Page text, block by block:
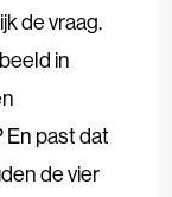
de vraag.
in
En past dat
de vier